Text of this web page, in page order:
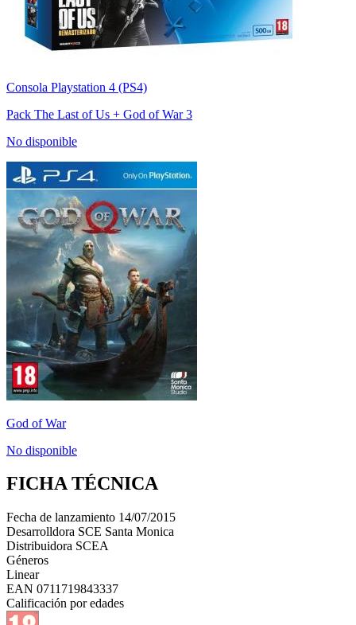
Consola Playstation 4 (PS4)
Pack The Last of Us + God of War 3
No disponible
God of War
No disponible
FICHA TÉCNICA
Fecha de lanzamiento 14/07/2015
Desarrolldora SCE Santa Monica
Distribuidora SCEA
Géneros
Linear
EAN 0711719843337
Calificación por edades